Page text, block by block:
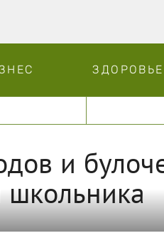
ЗДОРОВЬЕ
и
школьника